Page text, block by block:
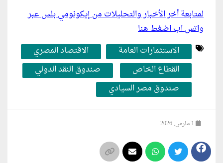
لمتابعة أخر الأخبار والتحليلات من إيكونومي بلس عبر
واتس اب اضغط هنا
الاستثمارات العامة
الاقتصاد المصري
القطاع الخاص
صندوق النقد الدولي
صندوق مصر السيادي